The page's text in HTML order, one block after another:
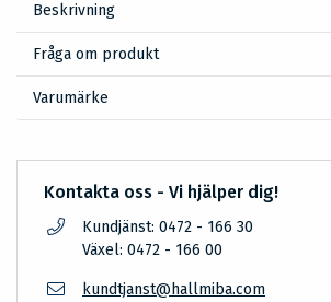
Beskrivning
Fråga om produkt
Varumärke
Kontakta oss - Vi hjälper dig!
Kundjänst: 0472 - 166 30
Växel: 0472 - 166 00
kundtjanst@hallmiba.com